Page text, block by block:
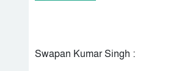
Swapan Kumar Singh :